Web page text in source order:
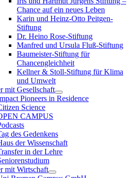
Chance auf ein neues Leben
Karin und Heinz-Otto Peitgen-
Stiftung
Dr. Heino Rose-Stiftung
Manfred und Ursula Fluß-Stiftung
Baumeister-Stiftung für
Chancengleichheit
Kellner & Stoll-Stiftung für Klima
und Umwelt
mit Gesellschaft
Pioneers in Residence
Science
CAMPUS
des Gedenkens
der Wissenschaft
in der Lehre
mit Wirtschaft